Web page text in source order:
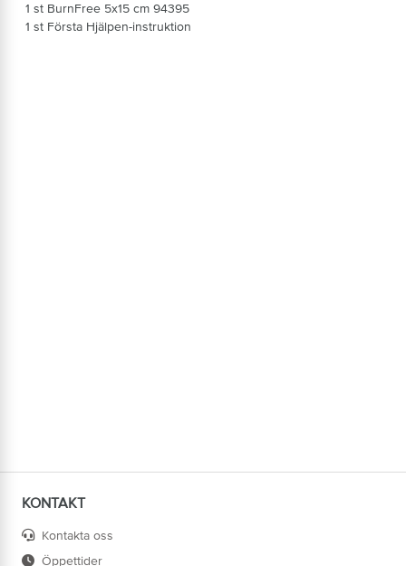
1 st BurnFree 5x15 cm 94395
1 st Första Hjälpen-instruktion
KONTAKT
Kontakta oss
Öppettider